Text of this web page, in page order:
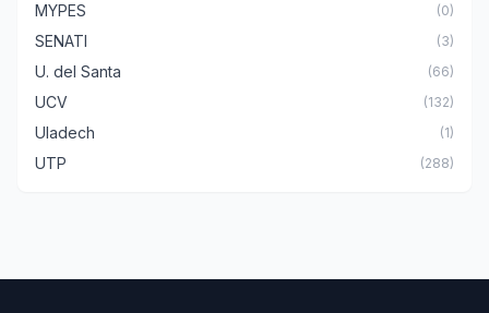
MYPES (0)
SENATI (3)
U. del Santa (66)
UCV (132)
Uladech (1)
UTP (288)